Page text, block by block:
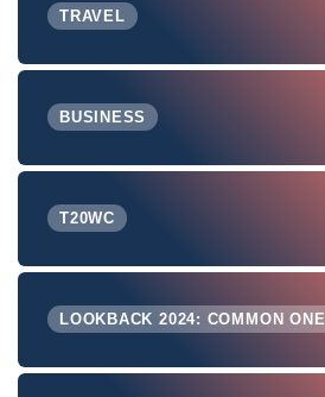
TRAVEL
BUSINESS
T20WC
LOOKBACK 2024: COMMON ONE